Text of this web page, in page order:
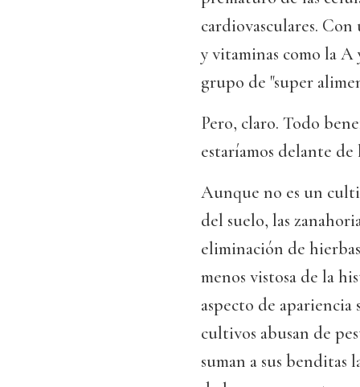
cardiovasculares.
y vitaminas como la
grupo de "super
Pero, claro. Todo
estaríamos delante de
Aunque no es un
del suelo, las
eliminación de
menos vistosa de la
aspecto de apariencia
cultivos abusan de
suman a sus benditas